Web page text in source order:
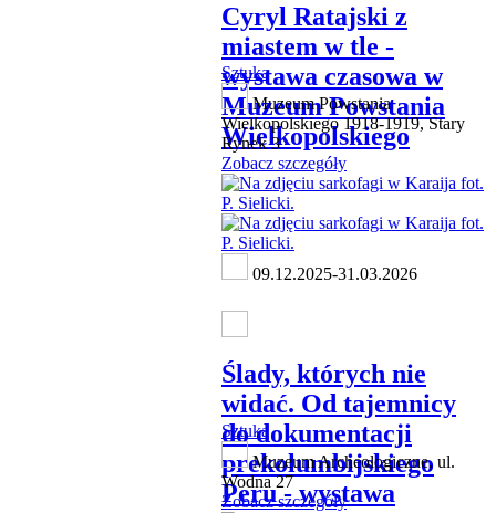
Cyryl Ratajski z
miastem w tle -
wystawa czasowa w
Muzeum Powstania
Wielkopolskiego
Sztuka
Muzeum Powstania
Wielkopolskiego 1918-1919, Stary
Rynek 3
Zobacz szczegóły
09.12.2025-31.03.2026
Ślady, których nie
widać. Od tajemnicy
do dokumentacji
prekolumbijskiego
Peru - wystawa
Sztuka
Muzeum Archeologiczne, ul.
Wodna 27
Zobacz szczegóły